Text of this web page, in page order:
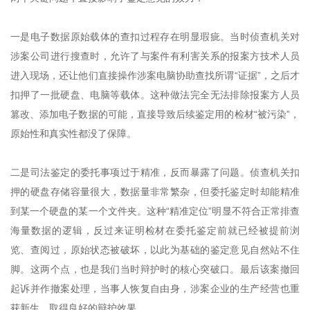
一是电子数据原始载体的查扣过程存在明显瑕疵。当时侦查机关对
涉案公司进行搜查时，允许了与案件有利害关系的报案方技术人员
进入现场，还让他们直接操作涉案电脑协助查找所谓“证据”，之后才
扣押了一批硬盘、电脑等载体。这种做法完全无法排除报案方人员
篡改、添加电子数据的可能，直接导致后续鉴定用的检材“被污染”，
原始性和真实性都没了保障。
二是司法鉴定的委托事项过于精准，反而暴露了问题。侦查机关扣
押的硬盘存储容量很大，数据量非常繁杂，但委托鉴定时却能精准
到某一个硬盘的某一个文件夹。这种“精准定位”明显不符合正常排查
海量数据的逻辑，反过来证明检材在委托鉴定前就已经被提前浏
览、查阅过，原始状态被破坏，以此为基础的鉴定意见自然站不住
脚。这两个点，也是我们当时辩护时的核心突破口。最后该案撤回
起诉并作撤案处理，当事人恢复自由身，涉案企业的生产经营也重